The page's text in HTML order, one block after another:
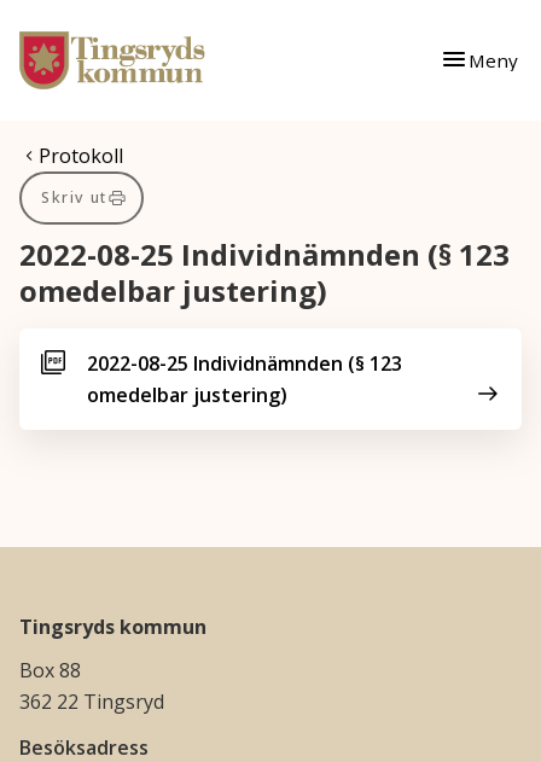
Gå till innehåll
Gå till huvudmeny
Meny
Du är här:
Protokoll
Skriv ut
2022-08-25 Individnämnden (§ 123
omedelbar justering)
2022-08-25 Individnämnden (§ 123
omedelbar justering)
Tingsryds kommun
Box 88
362 22 Tingsryd
Besöksadress